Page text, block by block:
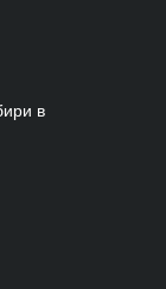
в